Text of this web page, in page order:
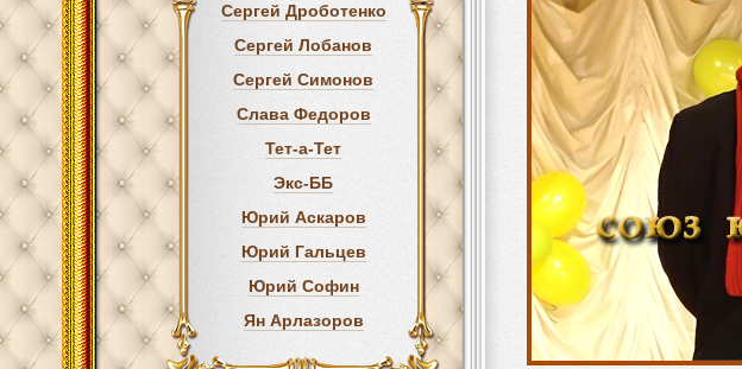
Сергей Дроботенко
Сергей Лобанов
Сергей Симонов
Слава Федоров
Тет-а-Тет
Экс-ББ
Юрий Аскаров
Юрий Гальцев
Юрий Софин
Ян Арлазоров